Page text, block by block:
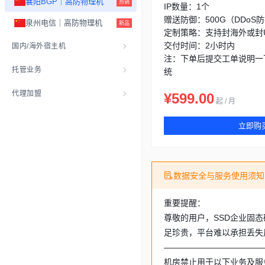
热销
泉州电信｜高防物理机 新品
国内/海外宿主机
托管业务
代理加盟
IP数量：1个
赠送防御：500G（DDoS
定制策略：支持封海外或封
交付时间：2小时内
注：下单后提交工单说明
统
¥599.00 起 / 月
立即购
数据安全与服务使用须知
重要提醒：
尊敬的用户，SSD企业固
足珍贵，平台难以承担丢
机房禁止用于以下业务及